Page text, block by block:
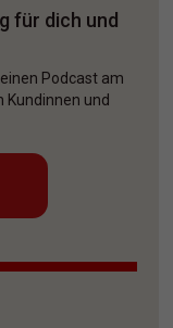
für dich und
Podcast am
Kundinnen und